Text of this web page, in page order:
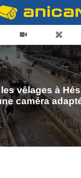
vêlages à
caméra